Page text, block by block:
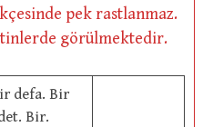
pek rastlanmaz.
görülmektedir.
defa. Bir
Bir.